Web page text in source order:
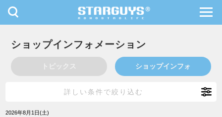
toggle
navigation
ショップインフォメーション
トピックス ショップインフォ
詳しい条件で絞り込む
2026年8月1日(土)